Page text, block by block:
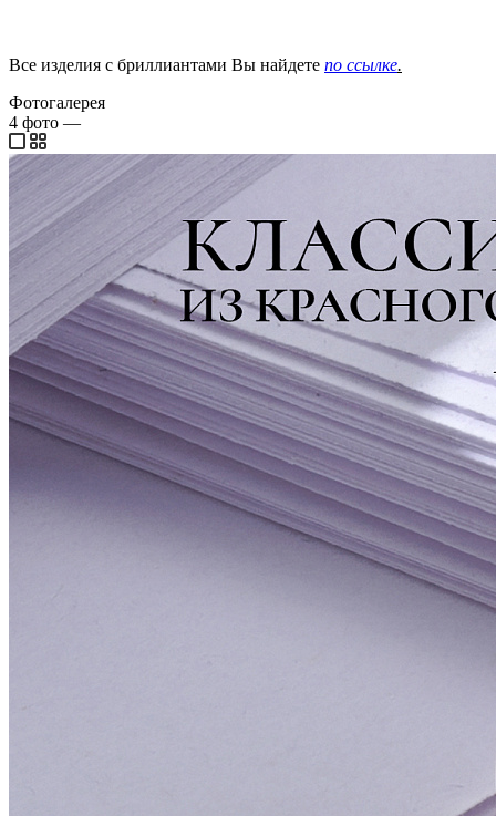
Все изделия с бриллиантами Вы найдете по ссылке.
Фотогалерея
4 фото —